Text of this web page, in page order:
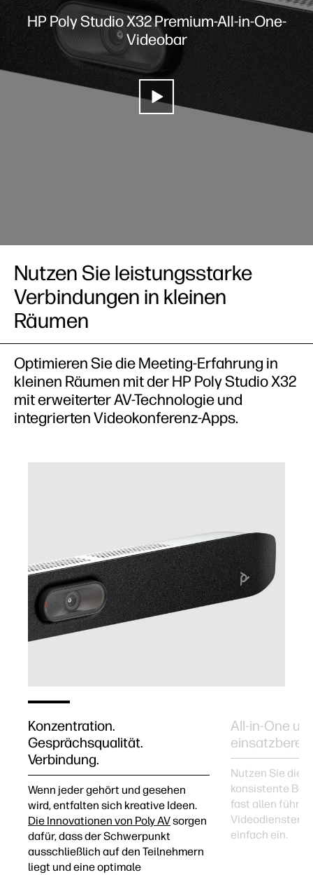
HP Poly Studio X32 Premium-All-in-One-
Videobar
Nutzen Sie leistungsstarke
Verbindungen in kleinen
Räumen
Optimieren Sie die Meeting-Erfahrung in
kleinen Räumen mit der HP Poly Studio X32
mit erweiterter AV-Technologie und
integrierten Videokonferenz-Apps.
Konzentration.
Gesprächsqualität.
Verbindung.
Wenn jeder gehört und gesehen
wird, entfalten sich kreative Ideen.
Die Innovationen von Poly AVsorgen
dafür, dass der Schwerpunkt
ausschließlich auf den Teilnehmern
liegt und eine optimale
All-in-One
einsatzbereit
Nutzen Sie die
konsistente
fast allen
Videodiensten
einfach ein.